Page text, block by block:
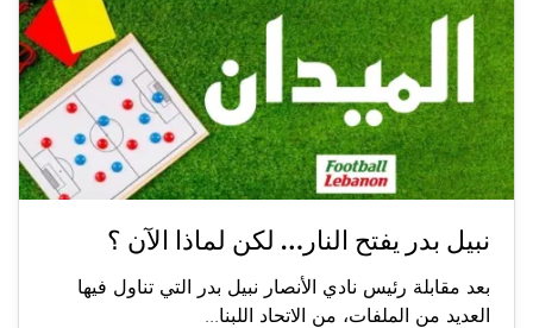
نبيل بدر يفتح النار… لكن لماذا الآن ؟
بعد مقابلة رئيس نادي الأنصار نبيل بدر التي تناول فيها
العديد من الملفات، من الاتحاد اللبنا...